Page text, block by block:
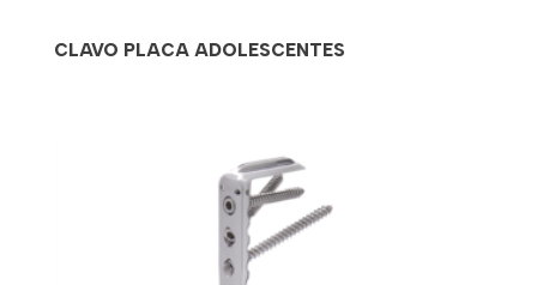
CLAVO PLACA ADOLESCENTES